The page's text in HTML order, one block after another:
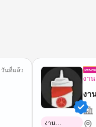
วันที่แล้ว
งา
งา
งาน